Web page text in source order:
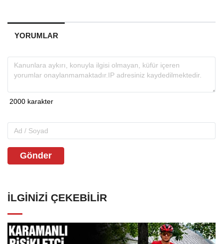
YORUMLAR
Gönder
İLGINIZI ÇEKEBILIR